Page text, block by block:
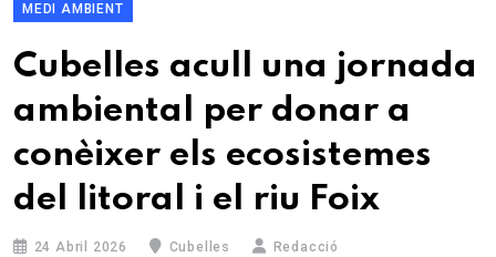
MEDI AMBIENT
Cubelles acull una jornada
ambiental per donar a
conèixer els ecosistemes
del litoral i el riu Foix
24 Abril 2026 Cubelles Redacció